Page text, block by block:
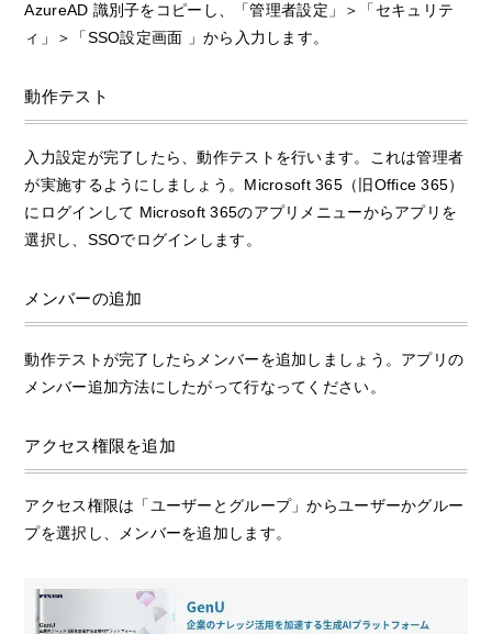
AzureAD 識別子をコピーし、「管理者設定」＞「セキュリテ
ィ」＞「SSO設定画面 」から入力します。
動作テスト
入力設定が完了したら、動作テストを行います。これは管理者
が実施するようにしましょう。Microsoft 365（旧Office 365）
にログインして Microsoft 365のアプリメニューからアプリを
選択し、SSOでログインします。
メンバーの追加
動作テストが完了したらメンバーを追加しましょう。アプリの
メンバー追加方法にしたがって行なってください。
アクセス権限を追加
アクセス権限は「ユーザーとグループ」からユーザーかグルー
プを選択し、メンバーを追加します。